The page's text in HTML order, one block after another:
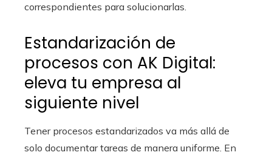
correspondientes para solucionarlas.
Estandarización de
procesos con AK Digital:
eleva tu empresa al
siguiente nivel
Tener procesos estandarizados va más allá de
solo documentar tareas de manera uniforme. En